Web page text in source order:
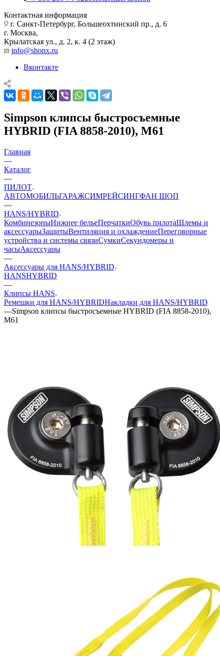
Контактная информация
г. Санкт-Петербург, Большеохтинский пр., д. 6
г. Москва,
Крылатская ул., д. 2, к. 4 (2 этаж)
info@shonx.ru
Вконтакте
Simpson клипсы быстросъемные
HYBRID (FIA 8858-2010), M61
Главная
—
Каталог
—
ПИЛОТ
АВТОМОБИЛЬГАРАЖСИМРЕЙСИНГФАН ШОП
—
HANS/HYBRID
КомбинезоныНижнее бельеПерчаткиОбувь пилотаШлемы и
аксессуарыЗащитыВентиляция и охлаждениеПереговорные
устройства и системы связиСумкиСекундомеры и
часыАксессуары
—
Аксессуары для HANS/HYBRID
HANSHYBRID
—
Клипсы HANS
Ремешки для HANS/HYBRIDНакладки для HANS/HYBRID
—Simpson клипсы быстросъемные HYBRID (FIA 8858-2010),
M61